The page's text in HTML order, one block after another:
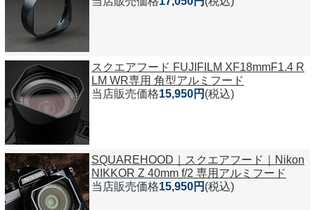
スクエアフード FUJIFILM XF18mmF1.4 R
LM WR専用 角型アルミフード
当店販売価格15,950円 (税込)
SQUAREHOOD｜スクエアフード｜Nikon
NIKKOR Z 40mm f/2 専用アルミフード
当店販売価格15,950円 (税込)